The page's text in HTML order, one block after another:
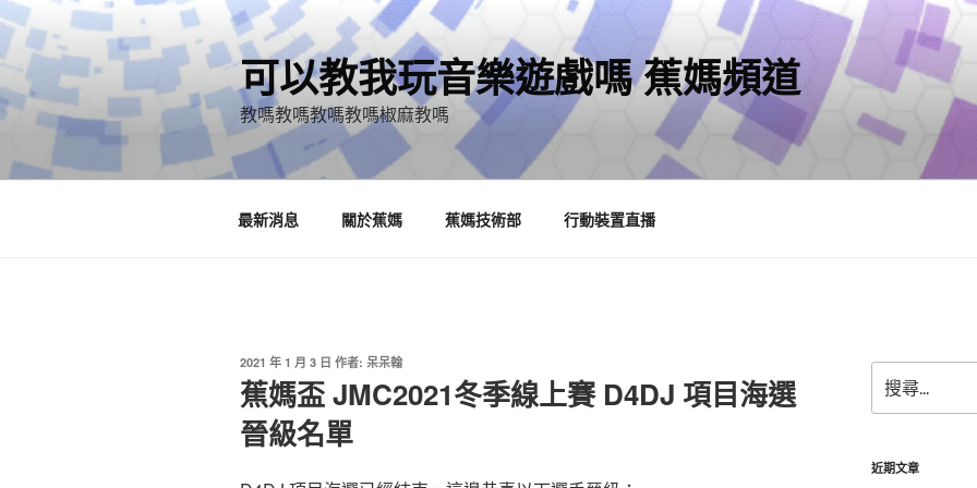
跳
至
主
要
內
可以教我玩音樂遊戲嗎 蕉媽頻道
教嗎教嗎教嗎教嗎椒麻教嗎
最新消息 關於蕉媽 蕉媽技術部 行動裝置直播
發
佈
於
2021 年 1 月 3 日 作者: 呆呆翰
蕉媽盃 JMC2021冬季線上賽 D4DJ 項目海選
晉級名單
尋
關
字:
近期文章